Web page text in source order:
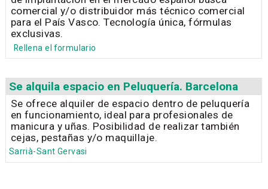
comercial y/o distribuidor más técnico comercial
para el País Vasco. Tecnología única, fórmulas
exclusivas.
Rellena el formulario
Se alquila espacio en Peluquería. Barcelona
Se ofrece alquiler de espacio dentro de peluquería
en funcionamiento, ideal para profesionales de
manicura y uñas. Posibilidad de realizar también
cejas, pestañas y/o maquillaje.
Sarrià-Sant Gervasi